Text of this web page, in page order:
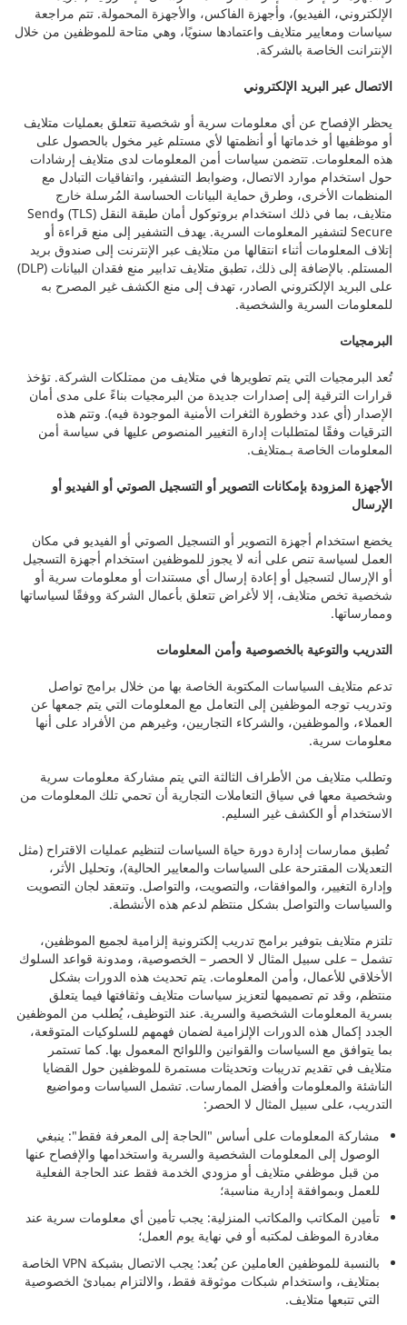
الإلكتروني، الفيديو)، وأجهزة الفاكس، والأجهزة المحمولة. تتم مراجعة
سياسات ومعايير متلايف واعتمادها سنويًا، وهي متاحة للموظفين من خلال
الإنترانت الخاصة بالشركة.
الاتصال عبر البريد الإلكتروني
يحظر الإفصاح عن أي معلومات سرية أو شخصية تتعلق بعمليات متلايف
أو موظفيها أو خدماتها أو أنظمتها لأي مستلم غير مخول بالحصول على
هذه المعلومات. تتضمن سياسات أمن المعلومات لدى متلايف إرشادات
حول استخدام موارد الاتصال، وضوابط التشفير، واتفاقيات التبادل مع
المنظمات الأخرى، وطرق حماية البيانات الحساسة المُرسلة خارج
متلايف، بما في ذلك استخدام بروتوكول أمان طبقة النقل (TLS) وSend
Secure لتشفير المعلومات السرية. يهدف التشفير إلى منع قراءة أو
إتلاف المعلومات أثناء انتقالها من متلايف عبر الإنترنت إلى صندوق بريد
المستلم. بالإضافة إلى ذلك، تطبق متلايف تدابير منع فقدان البيانات (DLP)
على البريد الإلكتروني الصادر، تهدف إلى منع الكشف غير المصرح به
للمعلومات السرية والشخصية.
البرمجيات
تُعد البرمجيات التي يتم تطويرها في متلايف من ممتلكات الشركة. تؤخذ
قرارات الترقية إلى إصدارات جديدة من البرمجيات بناءً على مدى أمان
الإصدار (أي عدد وخطورة الثغرات الأمنية الموجودة فيه). وتتم هذه
الترقيات وفقًا لمتطلبات إدارة التغيير المنصوص عليها في سياسة أمن
المعلومات الخاصة بـمتلايف.
الأجهزة المزودة بإمكانات التصوير أو التسجيل الصوتي أو الفيديو أو
الإرسال
يخضع استخدام أجهزة التصوير أو التسجيل الصوتي أو الفيديو في مكان
العمل لسياسة تنص على أنه لا يجوز للموظفين استخدام أجهزة التسجيل
أو الإرسال لتسجيل أو إعادة إرسال أي مستندات أو معلومات سرية أو
شخصية تخص متلايف، إلا لأغراض تتعلق بأعمال الشركة ووفقًا لسياساتها
وممارساتها.
التدريب والتوعية بالخصوصية وأمن المعلومات
تدعم متلايف السياسات المكتوبة الخاصة بها من خلال برامج تواصل
وتدريب توجه الموظفين إلى التعامل مع المعلومات التي يتم جمعها عن
العملاء، والموظفين، والشركاء التجاريين، وغيرهم من الأفراد على أنها
معلومات سرية.
وتطلب متلايف من الأطراف الثالثة التي يتم مشاركة معلومات سرية
وشخصية معها في سياق التعاملات التجارية أن تحمي تلك المعلومات من
الاستخدام أو الكشف غير السليم.
تُطبق ممارسات إدارة دورة حياة السياسات لتنظيم عمليات الاقتراح (مثل
التعديلات المقترحة على السياسات والمعايير الحالية)، وتحليل الأثر،
وإدارة التغيير، والموافقات، والتصويت، والتواصل. وتنعقد لجان التصويت
والسياسات والتواصل بشكل منتظم لدعم هذه الأنشطة.
تلتزم متلايف بتوفير برامج تدريب إلكترونية إلزامية لجميع الموظفين،
تشمل – على سبيل المثال لا الحصر – الخصوصية، ومدونة قواعد السلوك
الأخلاقي للأعمال، وأمن المعلومات. يتم تحديث هذه الدورات بشكل
منتظم، وقد تم تصميمها لتعزيز سياسات متلايف وثقافتها فيما يتعلق
بسرية المعلومات الشخصية والسرية. عند التوظيف، يُطلب من الموظفين
الجدد إكمال هذه الدورات الإلزامية لضمان فهمهم للسلوكيات المتوقعة،
بما يتوافق مع السياسات والقوانين واللوائح المعمول بها. كما تستمر
متلايف في تقديم تدريبات وتحديثات مستمرة للموظفين حول القضايا
الناشئة والمعلومات وأفضل الممارسات. تشمل السياسات ومواضيع
التدريب، على سبيل المثال لا الحصر:
مشاركة المعلومات على أساس "الحاجة إلى المعرفة فقط": ينبغي
الوصول إلى المعلومات الشخصية والسرية واستخدامها والإفصاح عنها
من قبل موظفي متلايف أو مزودي الخدمة فقط عند الحاجة الفعلية
للعمل وبموافقة إدارية مناسبة؛
تأمين المكاتب والمكاتب المنزلية: يجب تأمين أي معلومات سرية عند
مغادرة الموظف لمكتبه أو في نهاية يوم العمل؛
بالنسبة للموظفين العاملين عن بُعد: يجب الاتصال بشبكة VPN الخاصة
بمتلايف، واستخدام شبكات موثوقة فقط، والالتزام بمبادئ الخصوصية
التي تتبعها متلايف.